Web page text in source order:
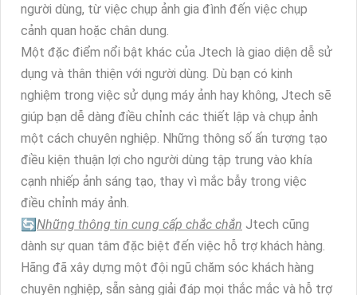
người dùng, từ việc chụp ảnh gia đình đến việc chụp
cảnh quan hoặc chân dung.
Một đặc điểm nổi bật khác của Jtech là giao diện dễ sử
dụng và thân thiện với người dùng. Dù bạn có kinh
nghiệm trong việc sử dụng máy ảnh hay không, Jtech sẽ
giúp bạn dễ dàng điều chỉnh các thiết lập và chụp ảnh
một cách chuyên nghiệp. Những thông số ấn tượng tạo
điều kiện thuận lợi cho người dùng tập trung vào khía
cạnh nhiếp ảnh sáng tạo, thay vì mắc bẫy trong việc
điều chỉnh máy ảnh.
🔄Những thông tin cung cấp chắc chắn Jtech cũng
dành sự quan tâm đặc biệt đến việc hỗ trợ khách hàng.
Hãng đã xây dựng một đội ngũ chăm sóc khách hàng
chuyên nghiệp, sẵn sàng giải đáp mọi thắc mắc và hỗ trợ